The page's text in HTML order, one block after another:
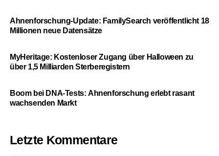
Ahnenforschung-Update: FamilySearch veröffentlicht 18
Millionen neue Datensätze
MyHeritage: Kostenloser Zugang über Halloween zu
über 1,5 Milliarden Sterberegistern
Boom bei DNA-Tests: Ahnenforschung erlebt rasant
wachsenden Markt
Letzte Kommentare